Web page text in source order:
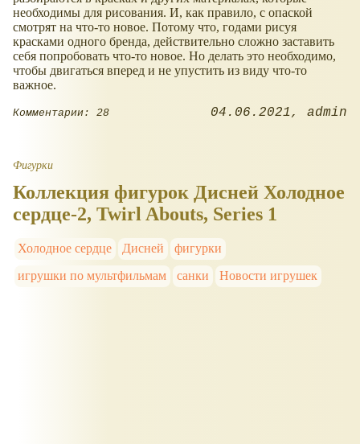
необходимы для рисования. И, как правило, с опаской
смотрят на что-то новое. Потому что, годами рисуя
красками одного бренда, действительно сложно заставить
себя попробовать что-то новое. Но делать это необходимо,
чтобы двигаться вперед и не упустить из виду что-то
важное.
Комментарии: 28 04.06.2021 admin
Фигурки
Коллекция фигурок Дисней Холодное
сердце-2, Twirl Abouts, Series 1
Холодное сердце Дисней
фигурки
игрушки по мультфильмам
санки Новости игрушек